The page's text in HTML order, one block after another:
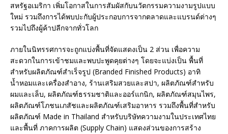
สหรัฐอเมริกา เพิ่มโอกาสในการสัมผัสกับนวัตกรรมความงามรูปแบบ
ใหม่ รวมถึงการได้พบปะกับผู้ประกอบการจากตลาดและแบรนด์ต่างๆ
รวมไปถึงผู้ค้าปลีกจากทั่วโลก
ภายในนิทรรศการจะถูกแบ่งพื้นที่จัดแสดงเป็น 2 ส่วน เพื่อความ
สะดวกในการเข้าชมและพบปะพูดคุยต่างๆ โดยจะแบ่งเป็น พื้นที่
สำหรับผลิตภัณฑ์สำเร็จรูป (Branded Finished Products) อาทิ
น้ำหอมและเครื่องสำอาง, ร้านเสริมสวยและสปา, ผลิตภัณฑ์สำหรับ
ผมและเล็บ, ผลิตภัณฑ์ธรรมชาติและออร์แกนิก, ผลิตภัณฑ์สมุนไพร,
ผลิตภัณฑ์โภชนเภสัชและผลิตภัณฑ์เสริมอาหาร รวมถึงพื้นที่สำหรับ
ผลิตภัณฑ์ Made in Thailand สำหรับบริษัทความงามในประเทศไทย
และพื้นที่ ภาคการผลิต (Supply Chain) แสดงส่วนของการสร้าง